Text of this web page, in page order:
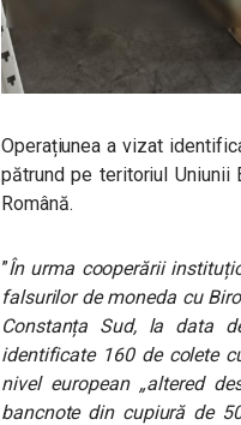
Operațiunea a vizat
pătrund pe teritoriul Uniunii
Română.
”În urma cooperării
falsurilor de moneda cu
Constanța Sud, la data
identificate 160 de colete
nivel european „altered
bancnote din cupiură de